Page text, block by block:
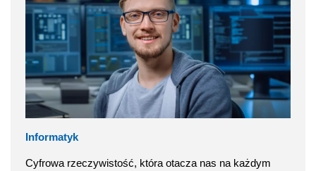
Informatyk
Cyfrowa rzeczywistość, która otacza nas na każdym